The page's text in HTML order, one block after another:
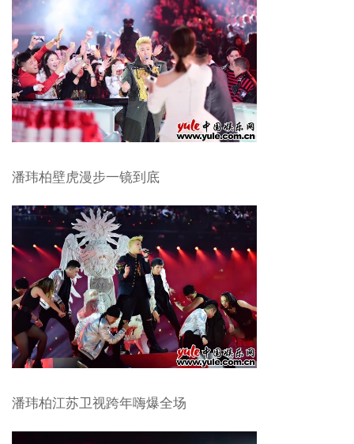
潘玮柏壁虎漫步一镜到底
潘玮柏江苏卫视跨年嗨爆全场